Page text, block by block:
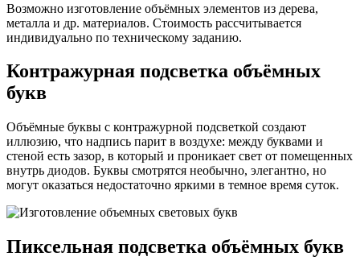
Возможно изготовление объёмных элементов из дерева,
металла и др. материалов. Стоимость рассчитывается
индивидуально по техническому заданию.
Контражурная подсветка объёмных
букв
Объёмные буквы с контражурной подсветкой создают
иллюзию, что надпись парит в воздухе: между буквами и
стеной есть зазор, в который и проникает свет от помещенных
внутрь диодов. Буквы смотрятся необычно, элегантно, но
могут оказаться недостаточно яркими в темное время суток.
Пиксельная подсветка объёмных букв